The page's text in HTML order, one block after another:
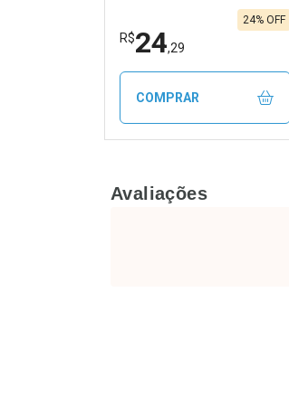
R$24,29
24% OFF
COMPRAR
Laboratório
Por Menos
Avaliações